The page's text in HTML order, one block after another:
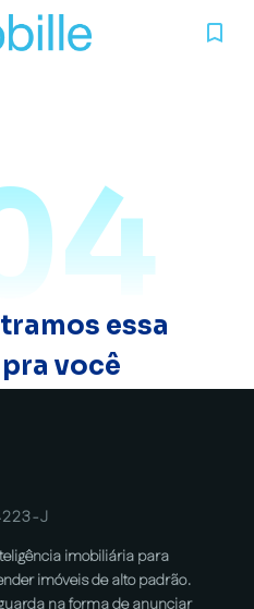
essa
você
J
imobiliária para
imóveis de alto padrão.
na forma de anunciar